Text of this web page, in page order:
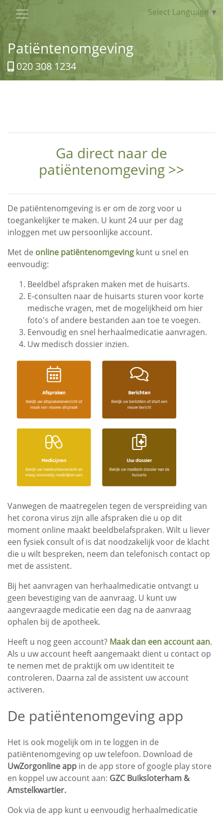
Patiëntenomgeving
020 308 1234
Select Language ▼
Ga direct naar de
patiëntenomgeving >>
De patiëntenomgeving is er om de zorg voor u
toegankelijker te maken. U kunt 24 uur per dag
inloggen met uw persoonlijke account.
Met de online patiëntenomgeving kunt u snel en
eenvoudig:
Beeldbel afspraken maken met de huisarts.
E-consulten naar de huisarts sturen voor korte
medische vragen, met de mogelijkheid om hier
foto's of andere bestanden aan toe te voegen.
Eenvoudig en snel herhaalmedicatie aanvragen.
Uw medisch dossier inzien.
Vanwegen de maatregelen tegen de verspreiding van
het corona virus zijn alle afspraken die u op dit
moment online maakt beeldbelafspraken. Wilt u liever
een fysiek consult of is dat noodzakelijk voor de klacht
die u wilt bespreken, neem dan telefonisch contact op
met de assistent.
Bij het aanvragen van herhaalmedicatie ontvangt u
geen bevestiging van de aanvraag. U kunt uw
aangevraagde medicatie een dag na de aanvraag
ophalen bij de apotheek.
Heeft u nog geen account? Maak dan een account aan.
Als u uw account heeft aangemaakt dient u contact op
te nemen met de praktijk om uw identiteit te
controleren. Daarna zal de assistent uw account
activeren.
De patiëntenomgeving app
Het is ook mogelijk om in te loggen in de
patiëntenomgeving op uw telefoon. Download de
UwZorgonline app in de app store of google play store
en koppel uw account aan: GZC Buiksloterham &
Amstelkwartier.
Ook via de app kunt u eenvoudig herhaalmedicatie